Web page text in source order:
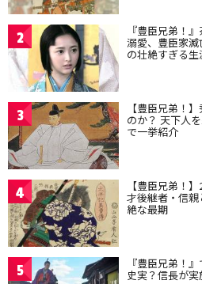
2 『豊臣兄弟！
溺愛、豊臣家
の壮絶すぎる生
3 【豊臣兄弟！
のか？ 天下人
で一挙紹介
4 【豊臣兄弟！
才後継者・信
絶な最期
5 『豊臣兄弟！
史実？信長が